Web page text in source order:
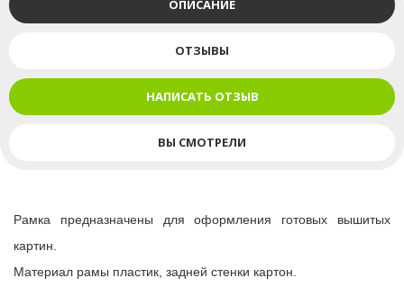
ОПИСАНИЕ
ОТЗЫВЫ
НАПИСАТЬ ОТЗЫВ
ВЫ СМОТРЕЛИ
Рамка предназначены для оформления готовых вышитых
картин.
Материал рамы пластик, задней стенки картон.